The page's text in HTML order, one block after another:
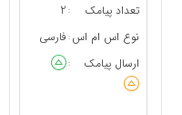
تعداد پیامک :
2
نوع اس ام اس : فارسی
ارسال پیامک
: